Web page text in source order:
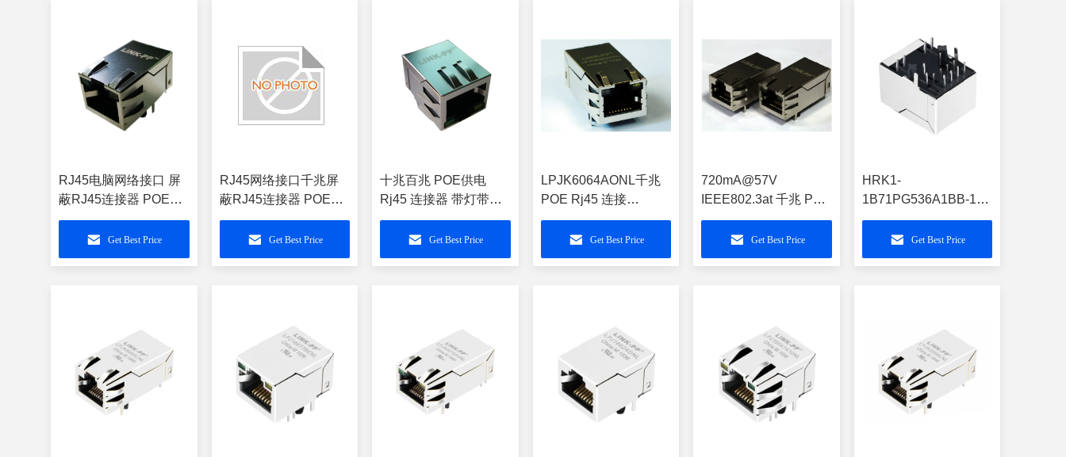
RJ45电脑网络接口 屏
蔽RJ45连接器 POE供
电 带灯带弹开口向上
LPJ1144AHNL
Get Best Price
RJ45网络接口千兆屏
蔽RJ45连接器 POE供
电 带灯带弹开口向下
LPJG4926GENL
Get Best Price
十兆百兆 POE供电
Rj45 连接器 带灯带弹
直插 单口
LPJ0049GDNL
Get Best Price
LPJK6064AONL千兆
POE Rj45 连接
器-10/100/1000M-POE
供电 带 灯直插 单口
720mA@48-57V
Get Best Price
720mA@57V
IEEE802.3at 千兆 POE
Rj45 连接
器-10/100/1000M 单口
LED
Get Best Price
HRK1-
1B71PG536A1BB-1R
千兆POE+ RJ45
HRK1-1B71PG5-36A
A70-112-331N126
Get Best Price